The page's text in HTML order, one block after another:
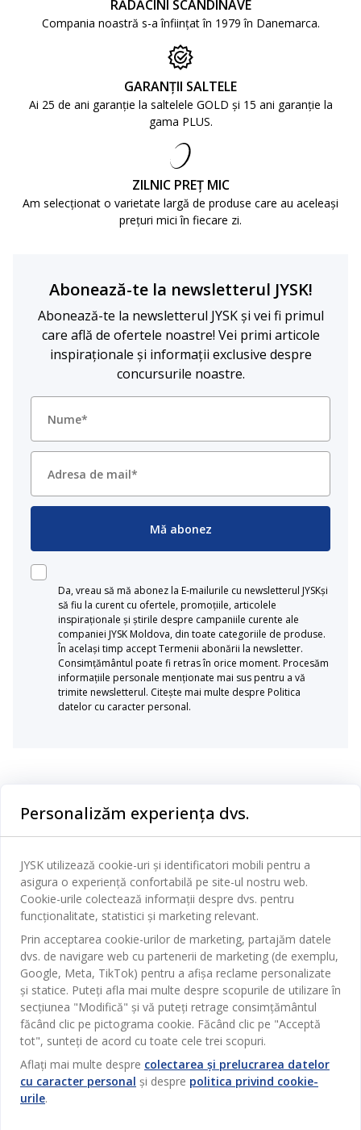
RĂDĂCINI SCANDINAVE
Compania noastră s-a înființat în 1979 în Danemarca.
GARANȚII SALTELE
Ai 25 de ani garanție la saltelele GOLD și 15 ani garanție la
gama PLUS.
ZILNIC PREȚ MIC
Am selecționat o varietate largă de produse care au aceleași
prețuri mici în fiecare zi.
Abonează-te la newsletterul JYSK!
Abonează-te la newsletterul JYSK și vei fi primul
care află de ofertele noastre! Vei primi articole
inspiraționale și informații exclusive despre
concursurile noastre.
Mă abonez
Da, vreau să mă abonez la E-mailurile cu newsletterul JYSKși
să fiu la curent cu ofertele, promoțiile, articolele
inspiraționale și știrile despre campaniile curente ale
companiei JYSK Moldova, din toate categoriile de produse.
În același timp accept Termenii abonării la newsletter.
Consimțământul poate fi retras în orice moment. Procesăm
informațiile personale menționate mai sus pentru a vă
trimite newsletterul. Citește mai multe despre Politica
datelor cu caracter personal.
Baie
Birou
Sufragerie
Bucătărie
Depozitare
Perdele
Grădină
Pentru casă
Outlet
Contact Relații Clienți
Magazine și program
Broșură
Termeni si conditii vânzări online
Garantia prețului
Garanția Produselor
Politica de confidentialitate
Card cadou
JYSK
Despre JYSK
JYSK.com
Presă
Locuri de muncă
Newsletter
Inspirație
SEDIU CENTRAL
TAROL-DD S.R.L. str. Jubiliara, 41A mun. Chișinău, Republica
Moldova
JYSK BUSINESS TO BUSINESS
Vânzări și relații clienți persoane juridice
Telefon: 060 531 531
E-mail: jysk@jysk.md
JYSK RELAȚII CLIENȚI
Contact Relații Clienți
Telefon: 022 022 030
E-mail: support@jysk.md
Urmărește Jysk
Personalizăm experiența dvs.
JYSK utilizează cookie-uri și identificatori mobili pentru a
asigura o experiență confortabilă pe site-ul nostru web.
Cookie-urile colectează informații despre dvs. pentru
funcționalitate, statistici și marketing relevant.
Prin acceptarea cookie-urilor de marketing, partajăm datele
dvs. de navigare web cu partenerii de marketing (de exemplu,
Google, Meta, TikTok) pentru a afișa reclame personalizate
și statice. Puteți afla mai multe despre scopurile de utilizare în
secțiunea "Modifică" și vă puteți retrage consimțământul
făcând clic pe pictograma cookie. Făcând clic pe "Acceptă
tot", sunteți de acord cu toate cele trei scopuri.
Aflați mai multe despre colectarea și prelucrarea datelor
cu caracter personal și despre politica privind cookie-
urile.